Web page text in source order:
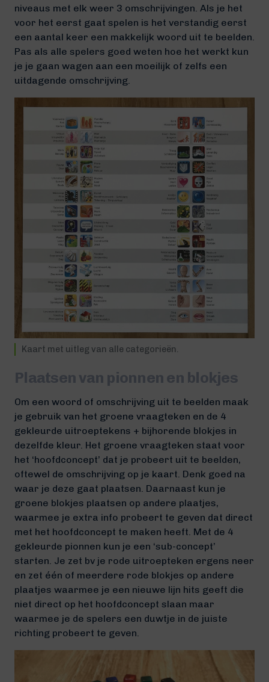
niveaus met elk weer 3 omschrijvingen. Als je het
voor het eerst gaat spelen is het verstandig eerst
een aantal keer een makkelijk woord uit te beelden.
Pas als alle spelers goed weten hoe het werkt kun
je je gaan wagen aan een moeilijk of zelfs een
uitdagende omschrijving.
Kaart met uitleg van alle categorieën.
Plaatsen van pionnen en blokjes
Om een woord of omschrijving uit te beelden maak
je gebruik van het groene vraagteken en de 4
gekleurde uitroeptekens + bijhorende blokjes in
dezelfde kleur. Het groene vraagteken staat voor
het ‘hoofdconcept’ dat je probeert uit te beelden,
oftewel de omschrijving op je kaart. Denk goed na
waar je deze gaat plaatsen. Daarnaast kun je
groene blokjes plaatsen op andere plaatjes,
waarmee je extra info probeert te geven dat direct
met het hoofdconcept te maken heeft. Met de 4
gekleurde pionnen kun je een ‘sub-concept’
starten. Je zet bv je rode uitroepteken ergens neer
en zet één of meerdere rode blokjes op andere
plaatjes waarmee je een nieuwe lijn hits geeft die
niet direct op het hoofdconcept slaan maar
waarmee je de spelers een duwtje in de juiste
richting probeert te geven.